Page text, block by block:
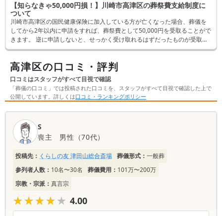
【知らなきゃ50,000円損！】川崎市高津区の葬祭費支給制度に
ついて
川崎市高津区の国民健康保険に加入している方が亡くなった場合、葬儀を
してから2年以内に申請をすれば、葬祭費として50,000円を受取ることがで
きます。 逆に申請しないと、せっかく受け取れるはずだったものが受取れ
なくなってしまいます。 そんなことにならないよう、この記事では申請方
高津区の口コミ・評判
口コミはスタッフがすべて目視で確認
「葬儀の口コミ」では投稿された口コミを、スタッフがすべて目視で確認した上で
公開しています。詳しくは口コミ・ランキングポリシー
S
喪主
男性 （70代）
投稿先： くらしの友 津田山総合斎場 葬儀形式： 一般葬
参列者人数： 10名〜30名 葬儀費用： 101万〜200万
宗教・宗派： 真言宗
★★★★★
★★★★★ 4.00